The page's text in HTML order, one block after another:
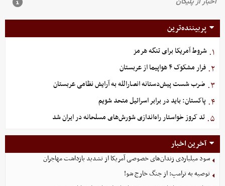
پربیننده‌ترین
۱. شروط آمریکا برای تنگه هرمز
۲. فرار مشکوک ۴ هواپیما از عربستان
۳. ضرب شست پیش‌دستانه انصارالله به آرایش نظامی عربستان
۴. پاکستان: باید در برابر اسرائیل متحد شویم
۵. تد کروز خواستار راه‌اندازی شورش‌های مسلحانه در ایران شد
آخرین اخبار
سود میلیاردی زندان‌های خصوصی آمریکا از تشدید بازداشت مهاجران
توصیه به ترامپ: از جنگ خارج شو!